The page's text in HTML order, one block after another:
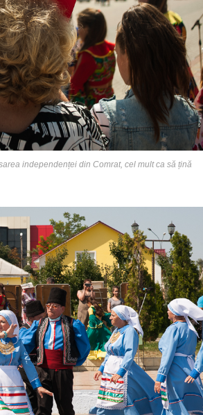
independenței din Comrat, cel mult ca să țină